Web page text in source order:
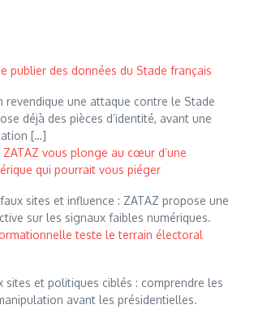
publier des données du Stade français
revendique une attaque contre le Stade
déjà des pièces d’identité, avant une
[…]
vous plonge au cœur d’une
qui pourrait vous piéger
sites et influence : ZATAZ propose une
sur les signaux faibles numériques.
teste le terrain électoral
sites et politiques ciblés : comprendre les
avant les présidentielles.